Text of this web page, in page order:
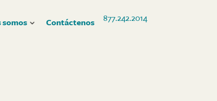
somos Contáctenos 877.242.2014